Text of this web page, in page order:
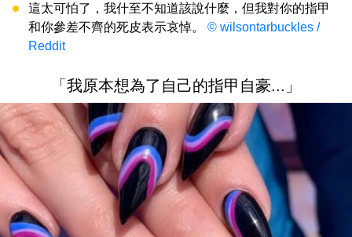
這太可怕了，我什至不知道該說什麼，但我對你的指甲
和你參差不齊的死皮表示哀悼。 © wilsontarbuckles /
Reddit
「我原本想為了自己的指甲自豪...」